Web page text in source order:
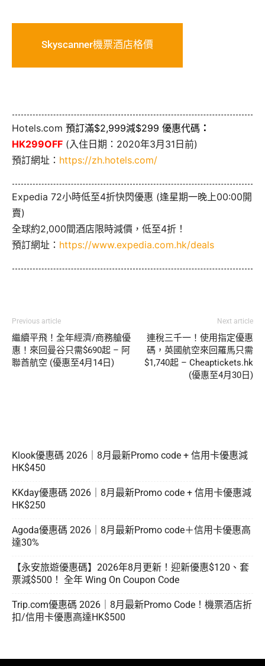
Skyscanner機票酒店格價
Hotels.com 預訂滿$2,999減$299 優惠代碼 ：
HK299OFF (入住日期：2020年3月31日前)
預訂網址： https://zh.hotels.com/
Expedia 72小時低至4折快閃優惠 (逢星期一晚上00:00開
賣)
全球約2,000間酒店限時減價，低至4折！
預訂網址： https://www.expedia.com.hk/deals
Previous article
繼續平飛！全年經濟/商務艙優
惠！來回曼谷只需$690起 – 阿
聯酋航空 (優惠至4月14日)
Next article
連稅三千一！使用指定優惠
碼，英國航空來回羅馬只需
$1,740起 – Cheaptickets.hk
(優惠至4月30日)
Klook優惠碼 2026｜8月最新Promo code + 信用卡優惠減
HK$450
KKday優惠碼 2026｜8月最新Promo code + 信用卡優惠減
HK$250
Agoda優惠碼 2026｜8月最新Promo code＋信用卡優惠高
達30%
【永安旅遊優惠碼】2026年8月更新！迎新優惠$120、套
票減$500！ 全年 Wing On Coupon Code
Trip.com優惠碼 2026｜8月最新Promo Code！機票酒店折
扣/信用卡優惠高達HK$500